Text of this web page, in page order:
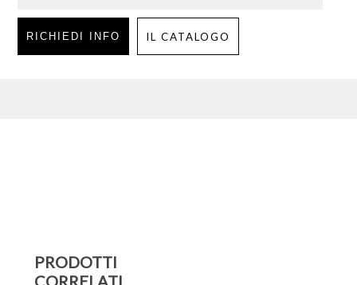
RICHIEDI INFO IL CATALOGO
PRODOTTI
CORRELATI